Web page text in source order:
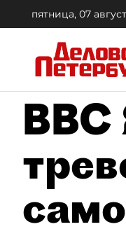
пятница, 07
ВВС